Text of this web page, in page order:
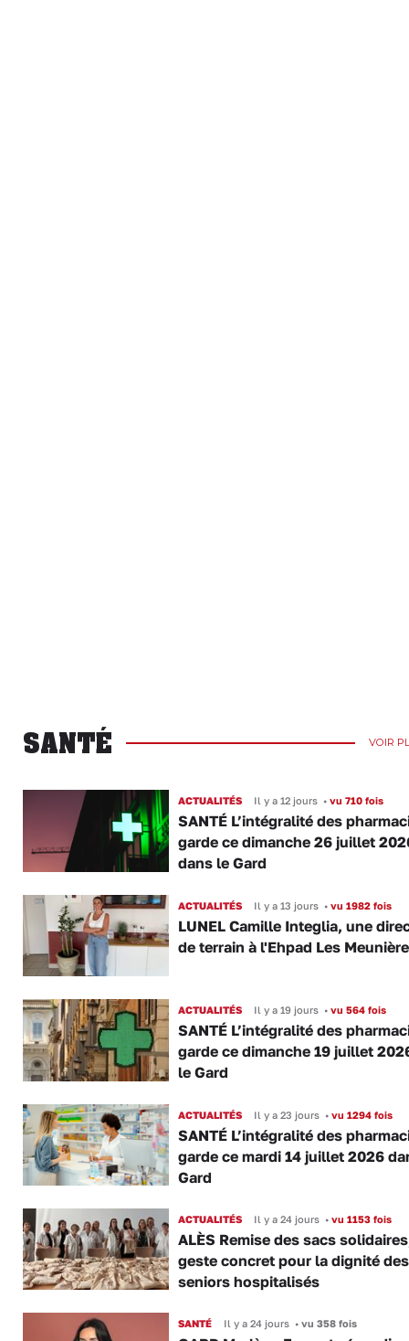
SANTÉ VOIR
ACTUALITÉS Il y a 12 jours •vu 710 fois
SANTÉ L’intégralité des
garde ce dimanche 26 juillet
dans le Gard
ACTUALITÉS Il y a 13 jours •vu 1982 fois
LUNEL Camille Integlia, une
de terrain à l'Ehpad Les
ACTUALITÉS Il y a 19 jours •vu 564 fois
SANTÉ L’intégralité des
garde ce dimanche 19 juillet
le Gard
ACTUALITÉS Il y a 23 jours •vu 1294 fois
SANTÉ L’intégralité des
garde ce mardi 14 juillet 2026
Gard
ACTUALITÉS Il y a 24 jours •vu 1153 fois
ALÈS Remise des sacs
geste concret pour la dignité des
seniors hospitalisés
SANTÉ Il y a 24 jours •vu 358 fois